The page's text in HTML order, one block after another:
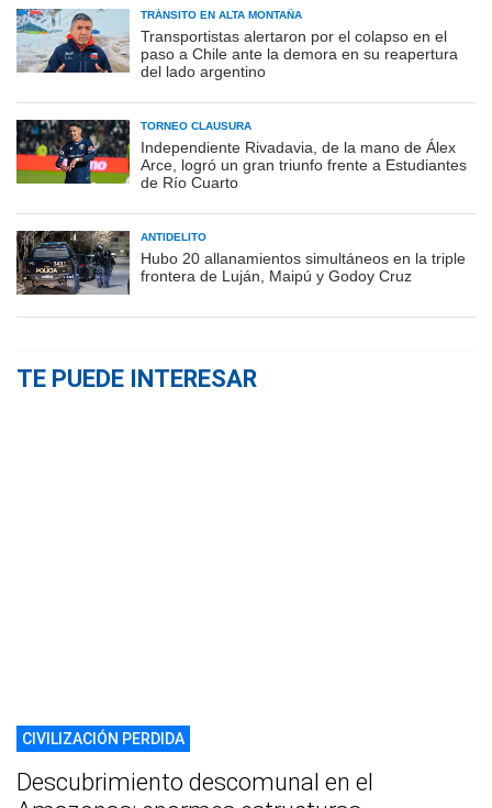
TRÁNSITO EN ALTA MONTAÑA
Transportistas alertaron por el colapso en el
paso a Chile ante la demora en su reapertura
del lado argentino
TORNEO CLAUSURA
Independiente Rivadavia, de la mano de Álex
Arce, logró un gran triunfo frente a Estudiantes
de Río Cuarto
ANTIDELITO
Hubo 20 allanamientos simultáneos en la triple
frontera de Luján, Maipú y Godoy Cruz
TE PUEDE INTERESAR
CIVILIZACIÓN PERDIDA
Descubrimiento descomunal en el